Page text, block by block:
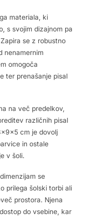
materiala, ki
s svojim dizajnom pa
se z robustno
nenamernim
omogoča
ter prenašanje pisal
na več predelkov,
različnih pisal
cm je dovolj
in ostale
v šoli.
se
prilega šolski torbi ali
prostora. Njena
do vsebine, kar